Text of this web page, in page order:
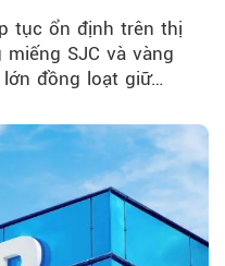
tục ổn định trên thị
SJC và vàng
đồng loạt giữ